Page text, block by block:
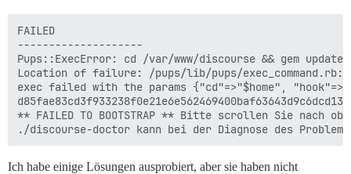
FAILED
--------------------
Pups::ExecError: cd /var/www/discourse && gem
Location of failure: /pups/lib/pups/
exec failed with the params {"cd"=>"$home",
** FAILED TO BOOTSTRAP ** Bitte scrollen Sie nach
Ich habe einige Lösungen ausprobiert, aber sie haben nicht